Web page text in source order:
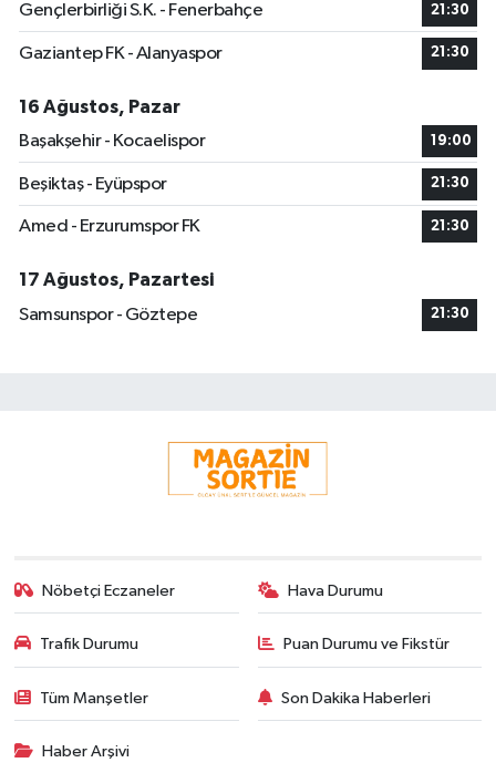
Gençlerbirliği S.K. - Fenerbahçe 21:30
Gaziantep FK - Alanyaspor 21:30
16 Ağustos, Pazar
Başakşehir - Kocaelispor
19:00
Beşiktaş - Eyüpspor 21:30
Amed - Erzurumspor FK 21:30
17 Ağustos, Pazartesi
Samsunspor - Göztepe
21:30
Nöbetçi Eczaneler Hava Durumu
Trafik Durumu Puan Durumu ve Fikstür
Tüm Manşetler Son Dakika Haberleri
Haber Arşivi